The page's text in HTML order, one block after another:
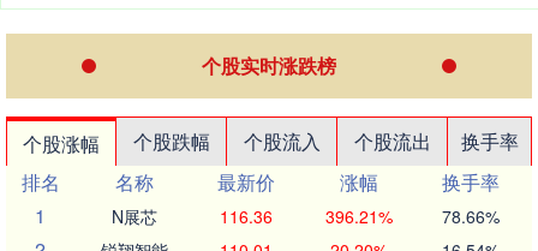
个股实时涨跌榜
个股涨幅 个股跌幅 个股流入 个股流出
换手率
排名
名称 最新价 涨幅
换手率
1
N展芯 116.36 396.21% 78.66%